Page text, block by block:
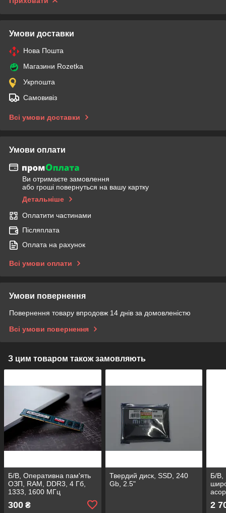
Умови доставки
Нова Пошта
Магазини Rozetka
Укрпошта
Самовивіз
Всі умови доставки
Умови оплати
Ви отримаєте замовлення
або гроші повернуться на вашу картку
Детальніше
Оплатити частинами
Післяплата
Оплата на рахунок
Всі умови оплати
Умови повернення
Повернення товару впродовж 14 днів за домовленістю
Всі умови повернення
З цим товаром також замовляють
Б/В, Оперативна пам'ять
ОЗП, RAM, DDR3, 4 Гб,
1333, 1600 МГц
300 ₴
Твердий диск, SSD, 240
Gb, 2.5"
Б/В,
2